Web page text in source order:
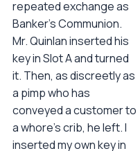
repeated exchange as
Banker's Communion.
Mr. Quinlan inserted his
key in Slot A and turned
it. Then, as discreetly as
a pimp who has
conveyed a customer to
a whore's crib, he left. I
inserted my own key in